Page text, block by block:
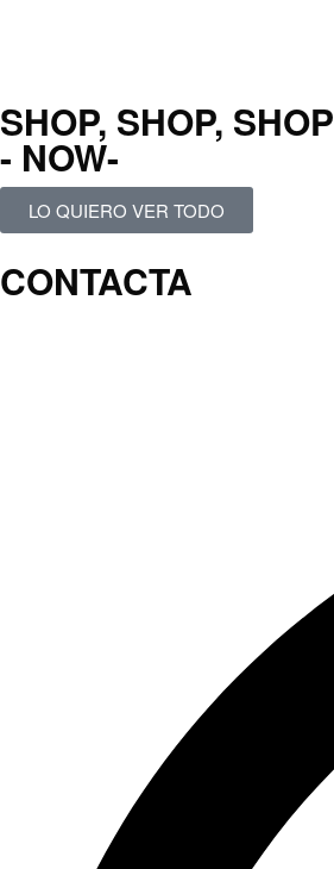
SHOP, SHOP, SHOP
- NOW-
LO QUIERO VER TODO
CONTACTA